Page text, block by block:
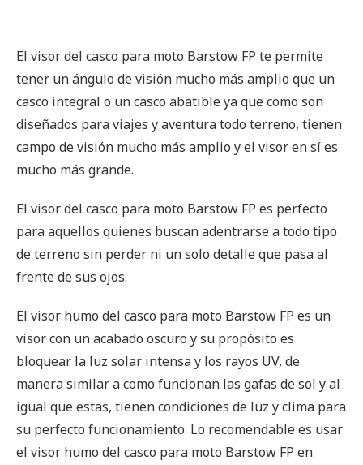
El visor del casco para moto Barstow FP te permite
tener un ángulo de visión mucho más amplio que un
casco integral o un casco abatible ya que como son
diseñados para viajes y aventura todo terreno, tienen
campo de visión mucho más amplio y el visor en sí es
mucho más grande.
El visor del casco para moto Barstow FP es perfecto
para aquellos quienes buscan adentrarse a todo tipo
de terreno sin perder ni un solo detalle que pasa al
frente de sus ojos.
El visor humo del casco para moto Barstow FP es un
visor con un acabado oscuro y su propósito es
bloquear la luz solar intensa y los rayos UV, de
manera similar a como funcionan las gafas de sol y al
igual que estas, tienen condiciones de luz y clima para
su perfecto funcionamiento. Lo recomendable es usar
el visor humo del casco para moto Barstow FP en